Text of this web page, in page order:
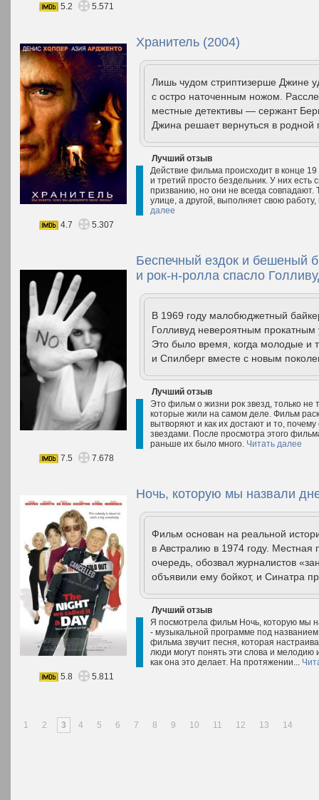
5.2 5.571
Хранитель (2004)
Лишь чудом стриптизерше Джине
с остро наточенным ножом.
местные детективы — сержант
Джина решает вернуться в
Лучший отзыв
Действие фильма происходит в конце
и третий просто бездельник. У них
призванию, но они не всегда
улице, а другой, выполняет свою
далее
4.7
5.307
Беспечный ездок и бешеный
и рок-н-ролла спасло
В 1969 году малобюджетный
Голливуд невероятным
Это было время, когда молодые и
и Спилберг вместе с новым
Лучший отзыв
Это фильм о жизни рок звезд, только
которые жили на самом деле. Фильм
вытворяют и как их достают и то,
звездами. После просмотра этого
раньше их было много. Читать далее
7.5
7.678
Ночь, которую мы назвали
Фильм основан на реальной
в Австралию в 1974 году. Местная
очередь, обозвал журналистов
объявили ему бойкот, и Синатра
Лучший отзыв
Я посмотрела фильм Ночь, которую мы
- музыкальной программе под
фильма звучит песня, которая
люди могут понять эти слова и мелодию
как она это делает. На протяжении...
5.8
5.811
1 2 3 4 5 6 7 8 9 10 11 12 13 14